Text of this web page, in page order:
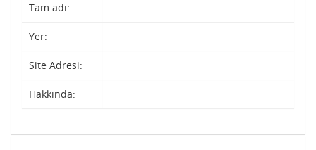
Tam adı:
Yer:
Site Adresi:
Hakkında: